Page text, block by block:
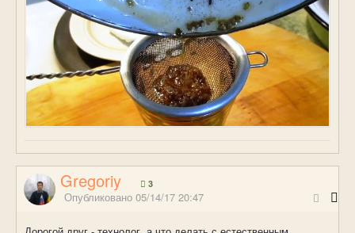
Gregoriy 3
Опубликовано 05/14/17 20:47